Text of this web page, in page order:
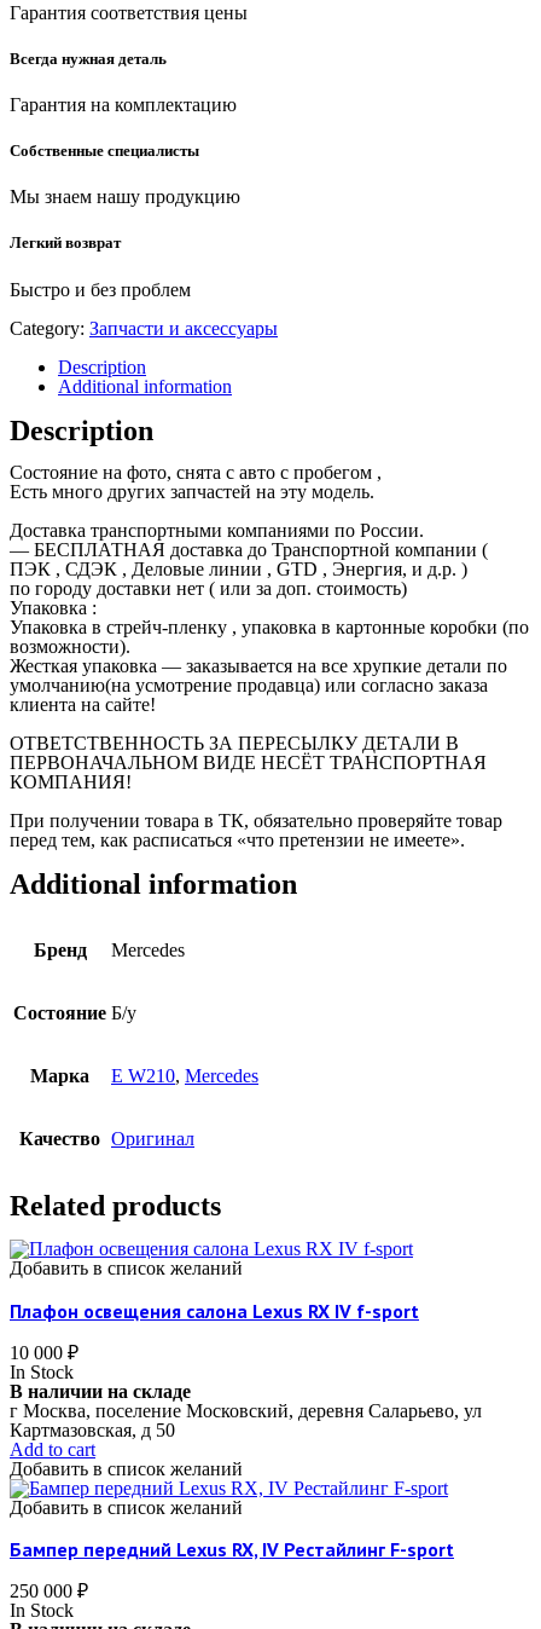
Гарантия соответствия цены
Всегда нужная деталь
Гарантия на комплектацию
Собственные специалисты
Мы знаем нашу продукцию
Легкий возврат
Быстро и без проблем
Category: Запчасти и аксессуары
Description
Additional information
Description
Состояние на фото, снята с авто с пробегом ,
Есть много других запчастей на эту модель.
Доставка транспортными компаниями по России.
— БЕСПЛАТНАЯ доставка до Транспортной компании (
ПЭК , СДЭК , Деловые линии , GTD , Энергия, и д.р. )
по городу доставки нет ( или за доп. стоимость)
Упаковка :
Упаковка в стрейч-пленку , упаковка в картонные коробки (по
возможности).
Жесткая упаковка — заказывается на все хрупкие детали по
умолчанию(на усмотрение продавца) или согласно заказа
клиента на сайте!
ОТВЕТСТВЕННОСТЬ ЗА ПЕРЕСЫЛКУ ДЕТАЛИ В
ПЕРВОНАЧАЛЬНОМ ВИДЕ НЕСЁТ ТРАНСПОРТНАЯ
КОМПАНИЯ!
При получении товара в ТК, обязательно проверяйте товар
перед тем, как расписаться «что претензии не имеете».
Additional information
Бренд Mercedes
Состояние Б/у
Марка E W210, Mercedes
Качество Оригинал
Related products
Добавить в список желаний
Плафон освещения салона Lexus RX IV f-sport
10 000 ₽
In Stock
В наличии на складе
г Москва, поселение Московский, деревня Саларьево, ул
Картмазовская, д 50
Add to cart
Добавить в список желаний
Добавить в список желаний
Бампер передний Lexus RX, IV Рестайлинг F-sport
250 000 ₽
In Stock